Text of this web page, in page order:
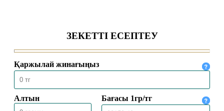
04.08.2026 2027
БАС МҮФТИ ТӨРАЛҚА МӘЖІЛІСІН
ӨТКІЗДІ